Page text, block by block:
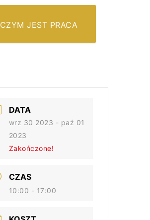
CZYM JEST PRACA
DATA
wrz 30 2023 - paź 01
2023
Zakończone!
CZAS
10:00 - 17:00